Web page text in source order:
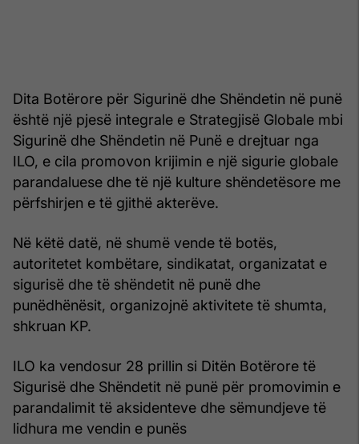
Dita Botërore për Sigurinë dhe Shëndetin në punë
është një pjesë integrale e Strategjisë Globale mbi
Sigurinë dhe Shëndetin në Punë e drejtuar nga
ILO, e cila promovon krijimin e një sigurie globale
parandaluese dhe të një kulture shëndetësore me
përfshirjen e të gjithë akterëve.
Në këtë datë, në shumë vende të botës,
autoritetet kombëtare, sindikatat, organizatat e
sigurisë dhe të shëndetit në punë dhe
punëdhënësit, organizojnë aktivitete të shumta,
shkruan KP.
ILO ka vendosur 28 prillin si Ditën Botërore të
Sigurisë dhe Shëndetit në punë për promovimin e
parandalimit të aksidenteve dhe sëmundjeve të
lidhura me vendin e punës